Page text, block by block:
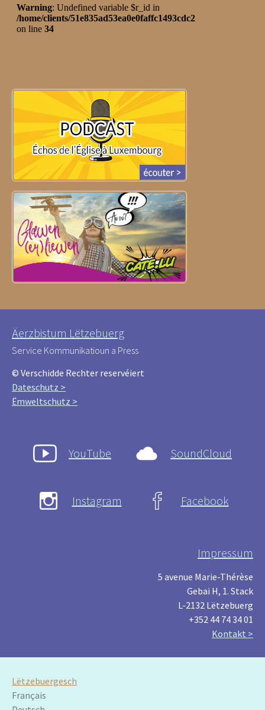
Äerzbistum Lëtzebuerg
Service Kommunikatioun a Press
© Verschidde Rechter reservéiert
Dateschutz >
Ëmweltschutz >
YouTube SoundCloud
Instagram Facebook
Impressum
5 avenue Marie-Thérèse
Gebai H, 1. Stack
L-2132 Lëtzebuerg
+352 44 74 34 01
Kontakt >
Lëtzebuergesch
Français